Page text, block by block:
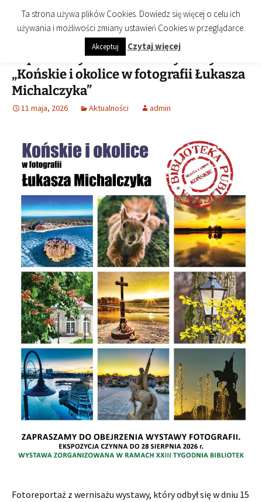
treści
Biblioteka Publiczna Miasta i
Gminy Końskie
imienia Cezarego Chlebowskiego
Menu
Zapraszamy na wernisaż wystawy
„Końskie i okolice w fotografii Łukasza
Michalczyka”
11 maja, 2026 Aktualności admin
Fotoreportaż z wernisażu wystawy, który odbył się w dniu 15
Ta strona używa plików Cookies. Dowiedz się więcej o celu ich
używania i możliwości zmiany ustawień Cookies w przeglądarce.
Akceptuj Czytaj więcej